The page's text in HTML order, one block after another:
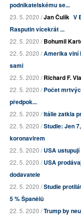
podnikatelskému se...
23. 5. 2020 /Jan Čulík V
Rasputin vícekrát ...
22. 5. 2020 /Bohumil
22. 5. 2020 /Amerika viní
sami
22. 5. 2020 /Richard F.
22. 5. 2020 /Počet
předpok...
22. 5. 2020 /Itálie zatkla
22. 5. 2020 /Studie: Jen
koronavirem
22. 5. 2020 /USA
22. 5. 2020 /USA
dodavatele
22. 5. 2020 /Studie
5 % Španělů
22. 5. 2020 /Trump by